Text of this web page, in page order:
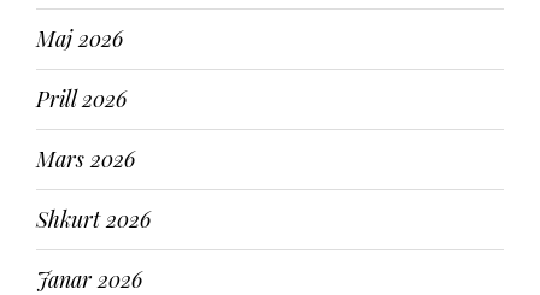
Maj 2026
Prill 2026
Mars 2026
Shkurt 2026
Janar 2026